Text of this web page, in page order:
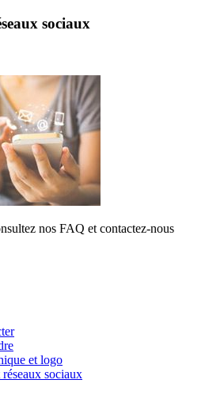
sociaux
nos FAQ et contactez-nous
et logo
sociaux